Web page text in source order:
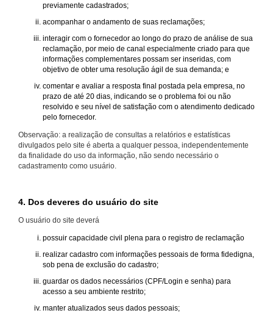
previamente cadastrados;
acompanhar o andamento de suas reclamações;
interagir com o fornecedor ao longo do prazo de análise de sua
reclamação, por meio de canal especialmente criado para que
informações complementares possam ser inseridas, com
objetivo de obter uma resolução ágil de sua demanda; e
comentar e avaliar a resposta final postada pela empresa, no
prazo de até 20 dias, indicando se o problema foi ou não
resolvido e seu nível de satisfação com o atendimento dedicado
pelo fornecedor.
Observação: a realização de consultas a relatórios e estatísticas
divulgados pelo site é aberta a qualquer pessoa, independentemente
da finalidade do uso da informação, não sendo necessário o
cadastramento como usuário.
4. Dos deveres do usuário do site
O usuário do site deverá
possuir capacidade civil plena para o registro de reclamação
realizar cadastro com informações pessoais de forma fidedigna,
sob pena de exclusão do cadastro;
guardar os dados necessários (CPF/Login e senha) para
acesso a seu ambiente restrito;
manter atualizados seus dados pessoais;